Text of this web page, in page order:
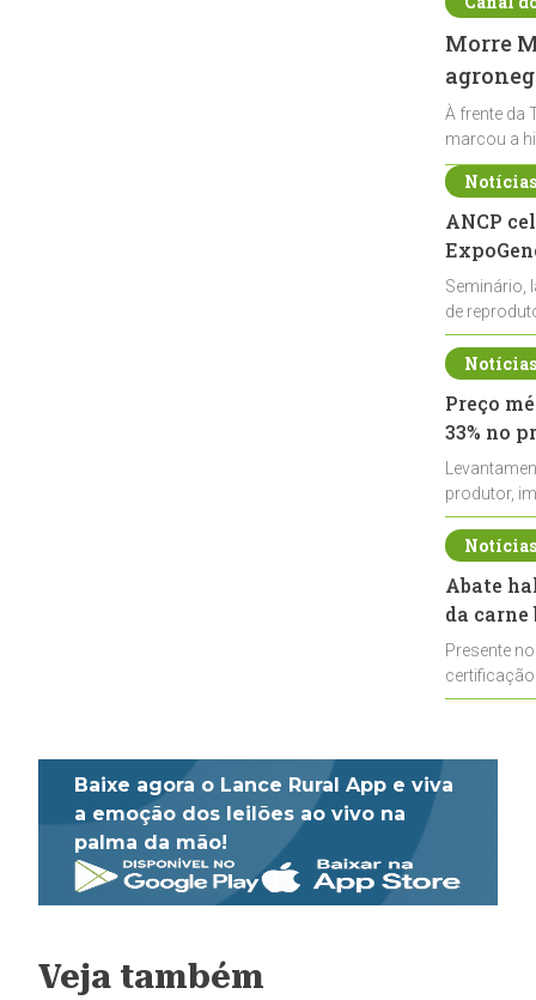
Morre
À frente da
marcou a
ANCP
Seminário,
de
durante a
Preço
33% no
produtor,
de leite cru
Abate
da
Presente
Baixe agora o Lance Rural App e viva
a emoção dos leilões ao vivo na
palma da mão!
Veja também